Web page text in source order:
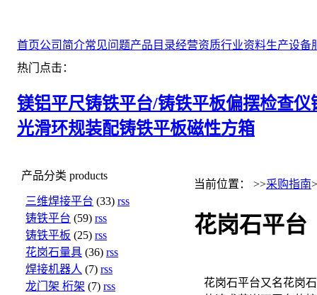
首页公司简介常见问题产品目录经营资质行业资料生产设备
热门点击：
镁铝平尺铸铁平台/铸铁平板偏摆检查仪
光滑环规装配铸铁平板磁性方箱
产品分类 products
三维焊接平台 (33) rss
铸铁平台 (59) rss
铸铁平板 (25) rss
花岗石量具 (36) rss
焊接机器人 (7) rss
龙门架 桁架 (7) rss
当前位置： >>采购指南
花岗石平台
花岗石平台又名花岗